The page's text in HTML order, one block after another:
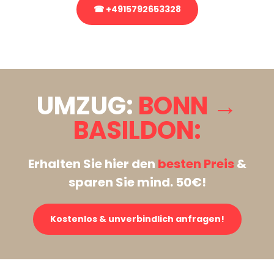
☎ +4915792653328
UMZUG: BONN →
BASILDON:
Erhalten Sie hier den besten Preis&
sparen Sie mind. 50€!
Kostenlos & unverbindlich anfragen!